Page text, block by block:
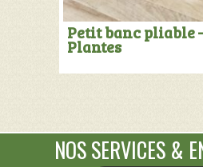
Petit banc pliable
Plantes
NOS SERVICES &